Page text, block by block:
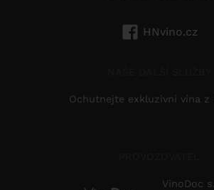
HNvino.cz
Ochutnejte exkluzivní vína z
VinoDoc